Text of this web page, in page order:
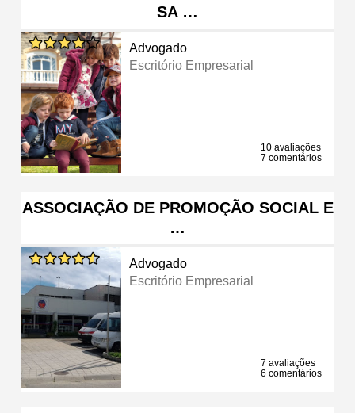
SA …
Advogado
Escritório Empresarial
10 avaliações
7 comentários
ASSOCIAÇÃO DE PROMOÇÃO SOCIAL E
…
Advogado
Escritório Empresarial
7 avaliações
6 comentários